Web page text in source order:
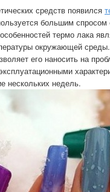
средств появился
большим
термо лака
окружающей
его наносить на
нескольких недель.